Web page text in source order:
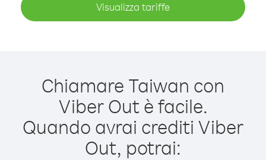
Visualizza tariffe
Chiamare Taiwan con
Viber Out è facile.
Quando avrai crediti Viber
Out, potrai: